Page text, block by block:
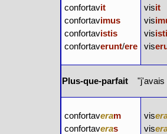
confortavit
confortavimus
confortavistis
confortaverunt/ere
visit
vis
vis
vis
Plus-que-parfait "j'avais
confortaveram
confortaveras
vis
vis